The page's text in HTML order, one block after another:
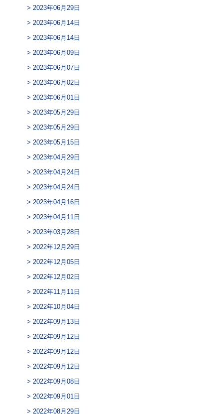
2023年06月29日
2023年06月14日
2023年06月14日
2023年06月09日
2023年06月07日
2023年06月02日
2023年06月01日
2023年05月29日
2023年05月29日
2023年05月15日
2023年04月29日
2023年04月24日
2023年04月24日
2023年04月16日
2023年04月11日
2023年03月28日
2022年12月29日
2022年12月05日
2022年12月02日
2022年11月11日
2022年10月04日
2022年09月13日
2022年09月12日
2022年09月12日
2022年09月12日
2022年09月08日
2022年09月01日
2022年08月29日